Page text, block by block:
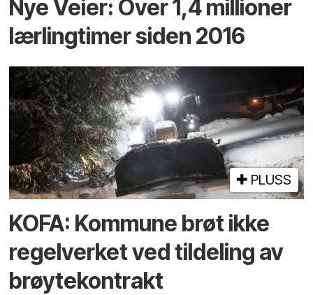
Nye Veier: Over 1,4 millioner
lærlingtimer siden 2016
PLUSS
KOFA: Kommune brøt ikke
regelverket ved tildeling av
brøytekontrakt